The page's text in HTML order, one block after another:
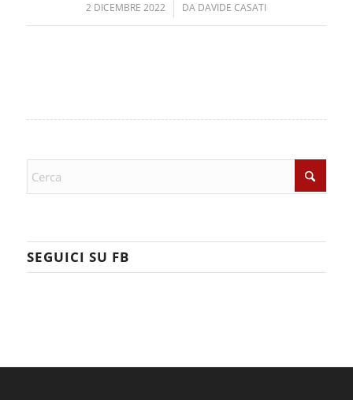
2 DICEMBRE 2022
/ DA DAVIDE CASATI
SEGUICI SU FB